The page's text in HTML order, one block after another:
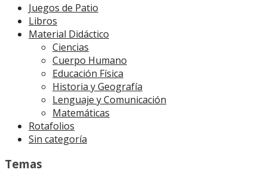
Juegos de Patio
Libros
Material Didáctico
Ciencias
Cuerpo Humano
Educación Física
Historia y Geografía
Lenguaje y Comunicación
Matemáticas
Rotafolios
Sin categoría
Temas